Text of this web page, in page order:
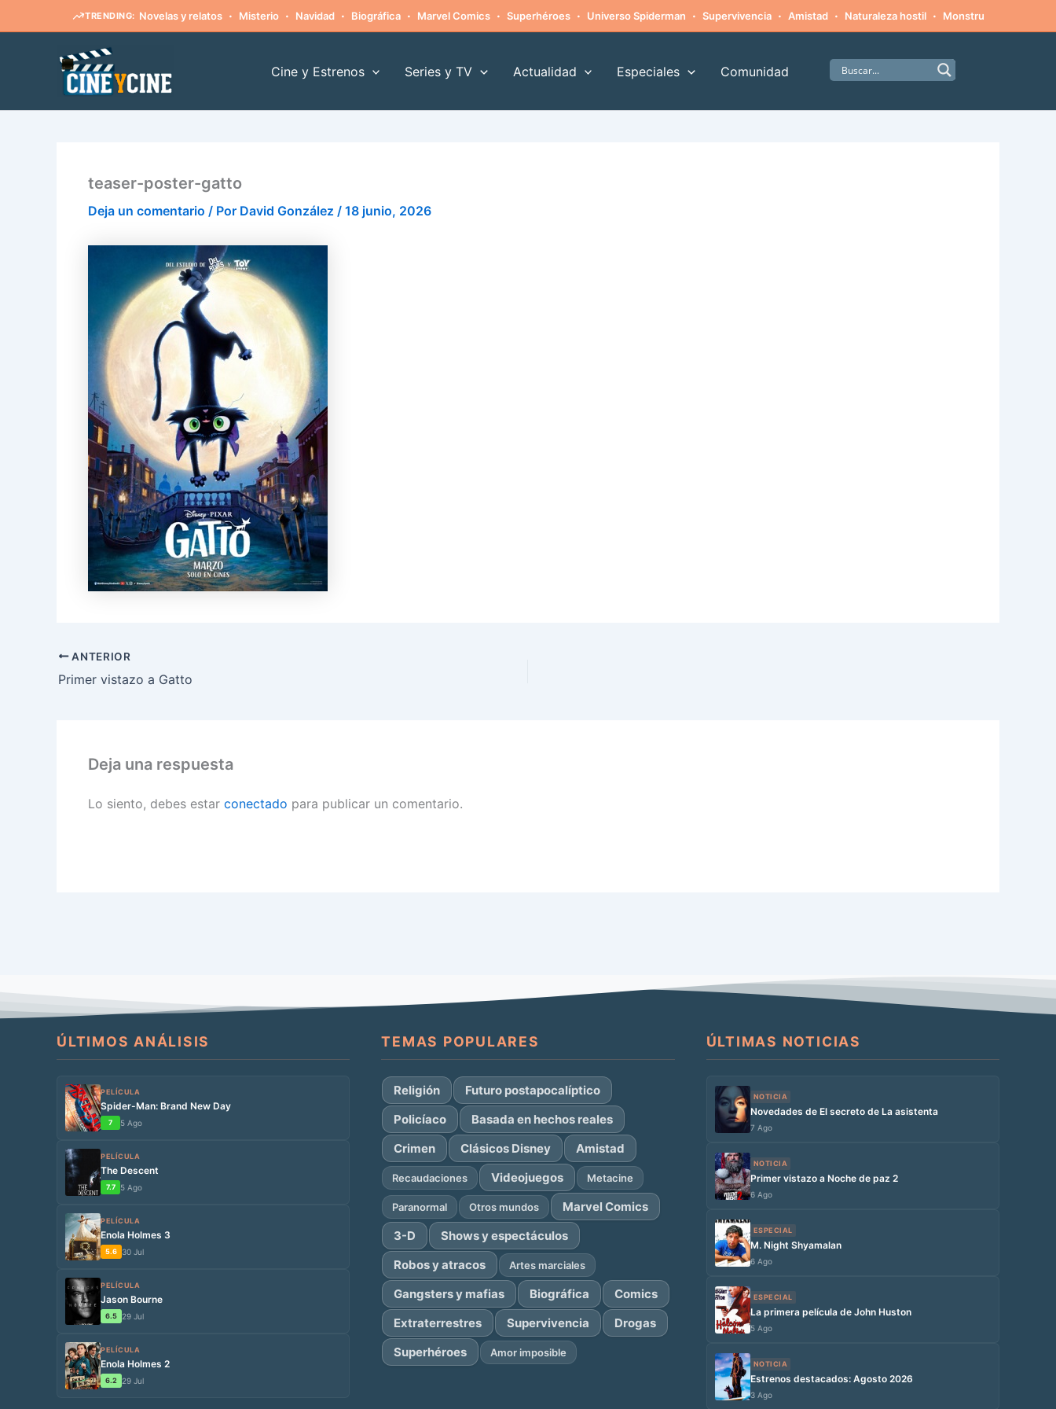
TRENDING: Novelas y relatos · Misterio · Navidad · Biográfica · Marvel Comics · Superhéroes · Universo Spiderman · Supervivencia · Amistad · Naturaleza hostil · Monstruos
Cine y Estrenos Series y TV Actualidad Especiales Comunidad
teaser-poster-gatto
Deja un comentario / Por David González / 18 junio, 2026
ANTERIOR
Primer vistazo a Gatto
Deja una respuesta
Lo siento, debes estar conectado para publicar un comentario.
ÚLTIMOS ANÁLISIS
PELÍCULA
Spider-Man: Brand New Day
7 5 Ago
PELÍCULA
The Descent
7.7 5 Ago
PELÍCULA
Enola Holmes 3
5.6 30 Jul
PELÍCULA
Jason Bourne
6.5 29 Jul
PELÍCULA
Enola Holmes 2
6.2 29 Jul
TEMAS POPULARES
Religión
Futuro postapocalíptico
Policíaco
Basada en hechos reales
Crimen
Clásicos Disney Amistad
Recaudaciones Videojuegos Metacine
Paranormal Otros mundos
Marvel Comics
3-D
Shows y espectáculos
Robos y atracos
Artes marciales
Gangsters y mafias Biográfica
Comics
Extraterrestres
Supervivencia
Drogas
Superhéroes
Amor imposible
ÚLTIMAS NOTICIAS
NOTICIA
Novedades de El secreto de La asistenta
7 Ago
NOTICIA
Primer vistazo a Noche de paz 2
6 Ago
ESPECIAL
M. Night Shyamalan
6 Ago
ESPECIAL
La primera película de John Huston
5 Ago
NOTICIA
Estrenos destacados: Agosto 2026
3 Ago